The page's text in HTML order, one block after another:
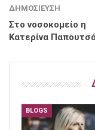
ΔΗΜΟΣΊΕΥΣΗ
Στο νοσοκομείο η
Κατερίνα
BLOGS